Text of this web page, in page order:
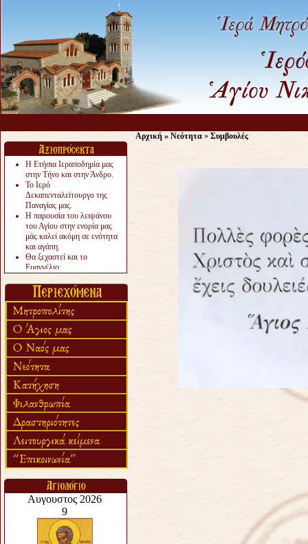
Η Ετήσια Ιεραποδημία μας
στην Τήνο και στην Άνδρο.
Το Ιερό
Δεκαπενταλείτουργο της
Παναγίας μας.
Η παρουσία του λειψάνου
του Αγίου στην ενορία μας
μάς καλεί ακόμη σε ενότητα
και αγάπη.
Θα ξεχαστεί και το
Ευαγγέλιο;
«πολύ αργά».
Ζητείται....
Αρχική » Νεότητα » Συμβουλές